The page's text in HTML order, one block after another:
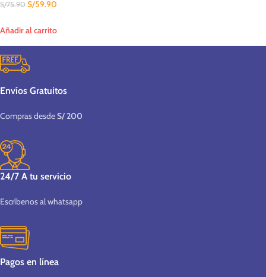
S/75.90 S/59.90
Añadir al carrito
Envíos Gratuitos
Compras desdeS/ 200
24/7 A tu servicio
Escríbenos al whatsapp
Pagos en línea